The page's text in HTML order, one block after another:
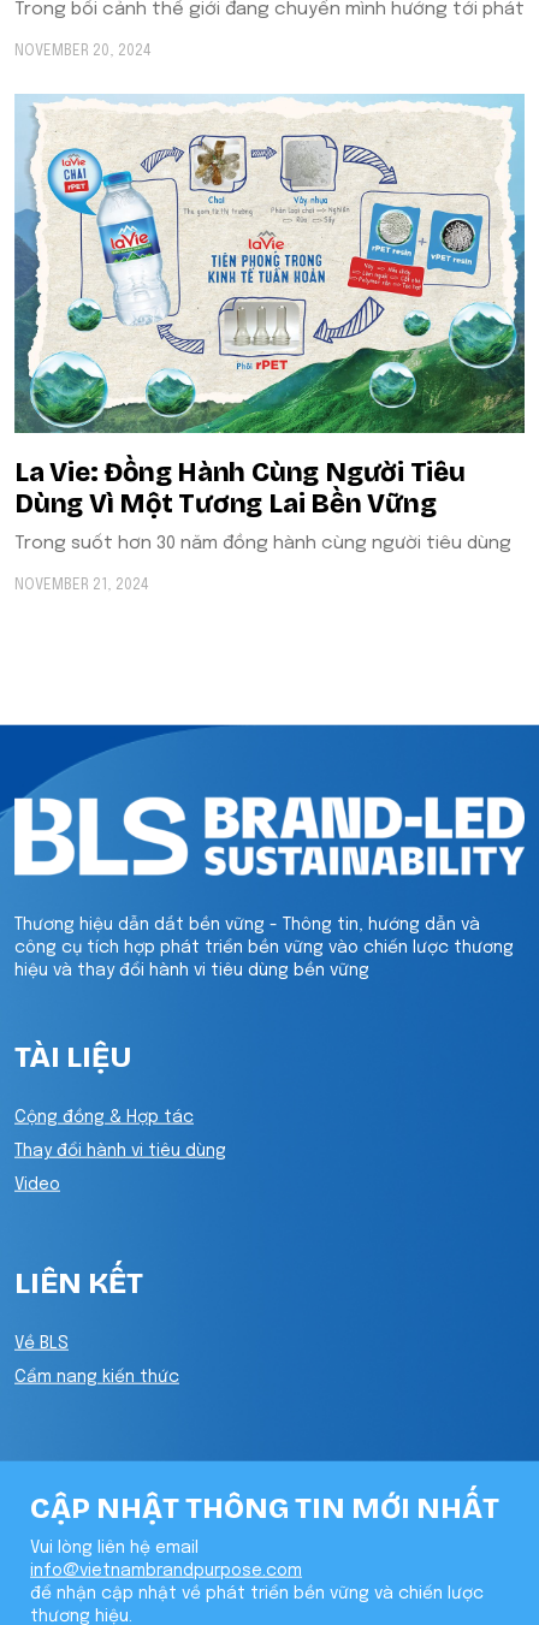
Trong bối cảnh thế giới đang chuyển mình hướng tới phát
NOVEMBER 20, 2024
La Vie: Đồng Hành Cùng Người Tiêu
Dùng Vì Một Tương Lai Bền Vững
Trong suốt hơn 30 năm đồng hành cùng người tiêu dùng
NOVEMBER 21, 2024
Thương hiệu dẫn dắt bền vững - Thông tin, hướng dẫn và
công cụ tích hợp phát triển bền vững vào chiến lược thương
hiệu và thay đổi hành vi tiêu dùng bền vững
TÀI LIỆU
Cộng đồng & Hợp tác
Thay đổi hành vi tiêu dùng
Video
LIÊN KẾT
Về BLS
Cẩm nang kiến thức
CẬP NHẬT THÔNG TIN MỚI NHẤT
Vui lòng liên hệ email
info@vietnambrandpurpose.com
để nhận cập nhật về phát triển bền vững và chiến lược
thương hiệu.